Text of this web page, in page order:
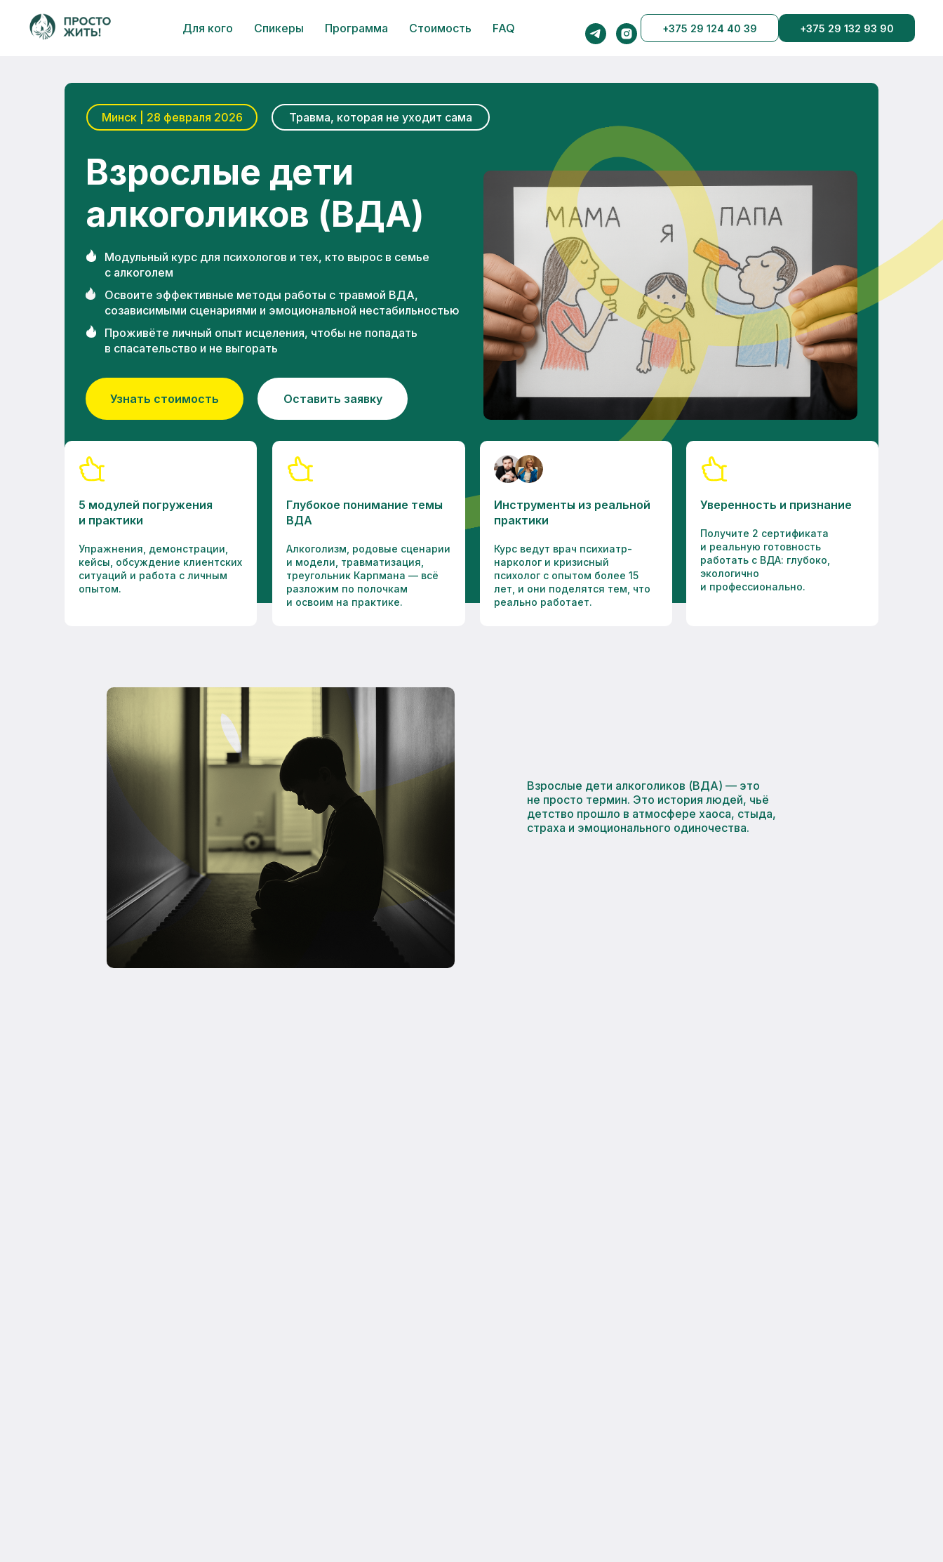
Для кого Спикеры Программа Стоимость FAQ +375 29 124 40 39 +375 29 132 93 90
Травма, которая не уходит сама
Минск | 28 февраля 2026
Модульный курс для психологов и тех, кто вырос в семье
с алкоголем
Освоите эффективные методы работы с травмой ВДА,
созависимыми сценариями и эмоциональной нестабильностью
Проживёте личный опыт исцеления, чтобы не попадать
в спасательство и не выгорать
5 модулей погружения
и практики
Упражнения, демонстрации,
кейсы, обсуждение клиентских
ситуаций и работа с личным
опытом.
Глубокое понимание темы
ВДА
Алкоголизм, родовые сценарии
и модели, травматизация,
треугольник Карпмана — всё
разложим по полочкам
и освоим на практике.
Инструменты из реальной
практики
Курс ведут врач психиатр-
нарколог и кризисный
психолог с опытом более 15
лет, и они поделятся тем, что
реально работает.
Уверенность и признание
Получите 2 сертификата
и реальную готовность
работать с ВДА: глубоко,
экологично
и профессионально.
Взрослые дети
алкоголиков (ВДА)
Узнать стоимость Оставить заявку
Взрослые дети алкоголиков (ВДА) — это
не просто термин. Это история людей, чьё
детство прошло в атмосфере хаоса, стыда,
страха и эмоционального одиночества.